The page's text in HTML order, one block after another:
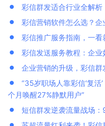
彩信群发适合行业全解
彩信营销软件怎么选？
彩信推广服务指南，一看
彩信发送服务教程：企
企业营销的升级，彩信群
“35岁职场人靠彩信‘复
个月唤醒27%静默用户”
短信群发逆袭流量战场：